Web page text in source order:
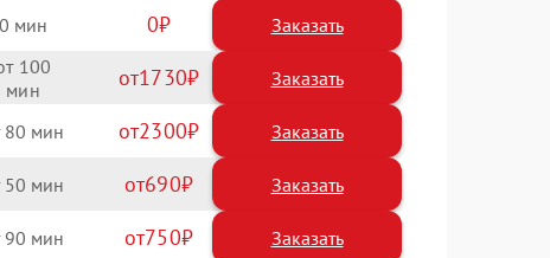
0 0 Заказать
100 1730
80 2300
50 690
90 750